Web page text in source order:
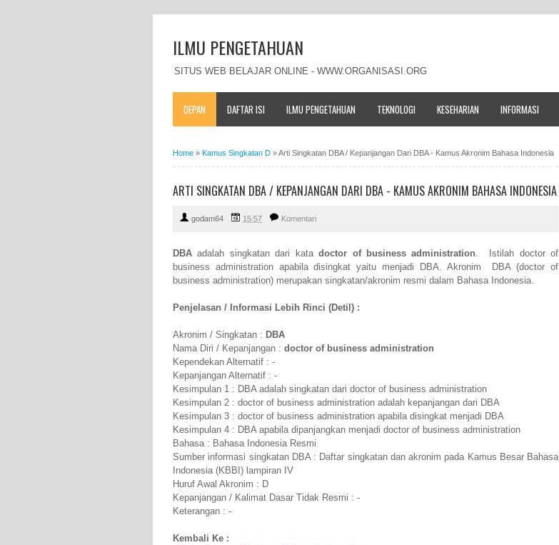
ILMU PENGETAHUAN
SITUS WEB BELAJAR ONLINE - WWW.ORGANISASI.ORG
DEPAN DAFTAR ISI ILMU PENGETAHUAN TEKNOLOGI KESEHARIAN INFORMASI
Home » Kamus Singkatan D »Arti Singkatan DBA / Kepanjangan Dari DBA - Kamus Akronim Bahasa Indonesia
ARTI SINGKATAN DBA / KEPANJANGAN DARI DBA - KAMUS AKRONIM BAHASA INDONESIA
godam64 15:57 Komentari
DBA adalah singkatan dari katadoctor of business administration. Istilah doctor of
business administration apabila disingkat yaitu menjadi DBA. Akronim DBA (doctor of
business administration) merupakan singkatan/akronim resmi dalam Bahasa Indonesia.
Penjelasan / Informasi Lebih Rinci (Detil) :
Akronim / Singkatan : DBA
Nama Diri / Kepanjangan : doctor of business administration
Kependekan Alternatif : -
Kepanjangan Alternatif : -
Kesimpulan 1 : DBA adalah singkatan dari doctor of business administration
Kesimpulan 2 : doctor of business administration adalah kepanjangan dari DBA
Kesimpulan 3 : doctor of business administration apabila disingkat menjadi DBA
Kesimpulan 4 : DBA apabila dipanjangkan menjadi doctor of business administration
Bahasa : Bahasa Indonesia Resmi
Sumber informasi singkatan DBA : Daftar singkatan dan akronim pada Kamus Besar Bahasa
Indonesia (KBBI) lampiran IV
Huruf Awal Akronim : D
Kepanjangan / Kalimat Dasar Tidak Resmi : -
Keterangan : -
Kembali Ke :